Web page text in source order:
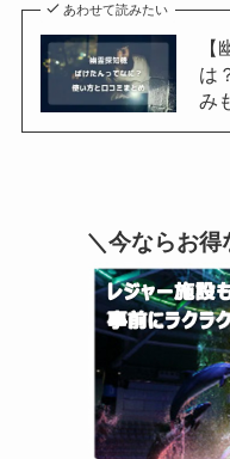
あわせて読みたい
は
み
＼今ならお得